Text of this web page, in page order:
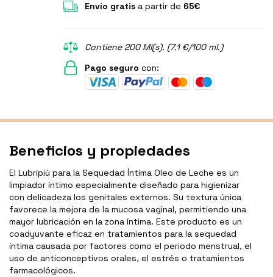
Envío gratisa partir de 65€
Contiene 200 Ml(s). (7.1 €/100 ml.)
Pago seguro con:
Beneficios y propiedades
El Lubripiù para la Sequedad Íntima Oleo de Leche es un
limpiador íntimo especialmente diseñado para higienizar
con delicadeza los genitales externos. Su textura única
favorece la mejora de la mucosa vaginal, permitiendo una
mayor lubricación en la zona íntima. Este producto es un
coadyuvante eficaz en tratamientos para la sequedad
íntima causada por factores como el periodo menstrual, el
uso de anticonceptivos orales, el estrés o tratamientos
farmacológicos.